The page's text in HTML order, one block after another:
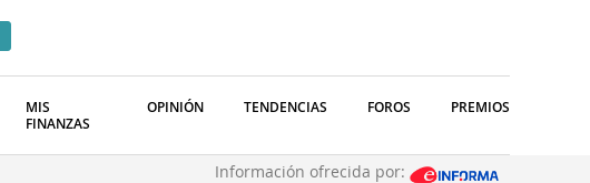
MIS
FINANZAS
OPINIÓN TENDENCIAS FOROS PREMIOS
Información ofrecida por: